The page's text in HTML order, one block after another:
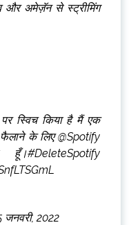
और अमेज़ॅन से स्ट्रीमिंग
स्विच किया है मैं एक
के लिए @Spotify
जनवरी, 2022